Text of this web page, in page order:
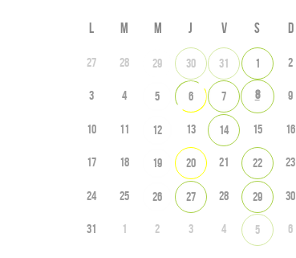
L M M J V S D
27 28 29 30 31 1 2
3 4 5 6 7 8 9
10 11 12 13 14 15 16
17 18 19 20 21 22 23
24 25 26 27 28 29 30
31 1 2 3 4 5 6